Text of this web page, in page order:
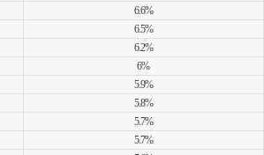
6.6%
6.5%
6.2%
6%
5.9%
5.8%
5.7%
5.7%